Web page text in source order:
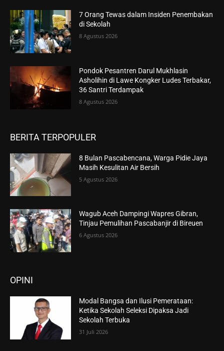
7 Orang Tewas dalam Insiden Penembakan
di Sekolah
8 Agustus 2026
Pondok Pesantren Darul Mukhlasin
Asholihin di Lawe Kongker Ludes Terbakar,
36 Santri Terdampak
8 Agustus 2026
BERITA TERPOPULER
8 Bulan Pascabencana, Warga Pidie Jaya
Masih Kesulitan Air Bersih
5 Agustus 2026
Wagub Aceh Dampingi Wapres Gibran,
Tinjau Pemulihan Pascabanjir di Bireuen
6 Agustus 2026
OPINI
Modal Bangsa dan Ilusi Pemerataan:
Ketika Sekolah Seleksi Dipaksa Jadi
Sekolah Terbuka
31 Juli 2026